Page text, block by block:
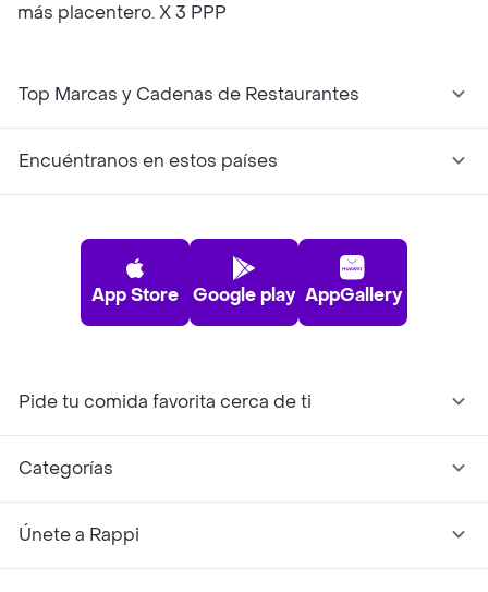
más placentero. X 3 PPP
Top Marcas y Cadenas de Restaurantes
Encuéntranos en estos países
App Store Google play AppGallery
Pide tu comida favorita cerca de ti
Categorías
Únete a Rappi